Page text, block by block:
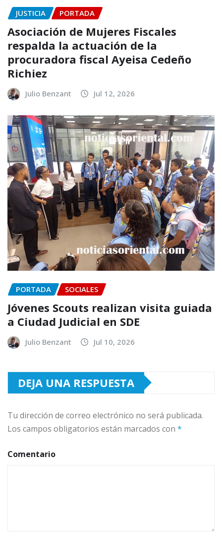
JUSTICIA PORTADA
Asociación de Mujeres Fiscales
respalda la actuación de la
procuradora fiscal Ayeisa Cedeño
Richiez
Julio Benzant Jul 12, 2026
PORTADA SOCIALES
Jóvenes Scouts realizan visita guiada
a Ciudad Judicial en SDE
Julio Benzant Jul 10, 2026
DEJA UNA RESPUESTA
Tu dirección de correo electrónico no será publicada.
Los campos obligatorios están marcados con *
Comentario